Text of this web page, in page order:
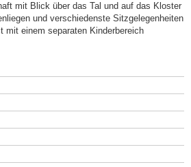
mit Blick über das Tal und auf das Kloster
und verschiedenste Sitzgelegenheiten
mit einem separaten Kinderbereich